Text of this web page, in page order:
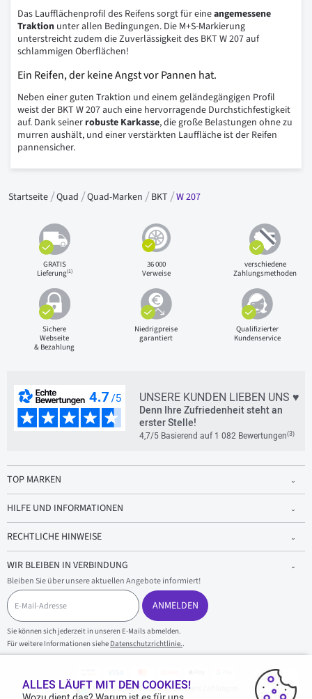
Das Laufflächenprofil des Reifens sorgt für eineangemessene
Traktion unter allen Bedingungen. Die M+S-Markierung
unterstreicht zudem die Zuverlässigkeit des BKT W 207 auf
schlammigen Oberflächen!
Ein Reifen, der keine Angst vor Pannen hat.
Neben einer guten Traktion und einem geländegängigen Profil
weist der BKT W 207 auch eine hervorragende Durchstichfestigkeit
auf. Dank seiner robuste Karkasse, die große Belastungen ohne zu
murren aushält, und einer verstärkten Lauffläche ist der Reifen
pannensicher.
Startseite Quad Quad-Marken BKT W 207
GRATIS
Lieferung(1)
36 000
Verweise
verschiedene
Zahlungsmethoden
Sichere
Webseite
& Bezahlung
Niedrigpreise
garantiert
Qualifizierter
Kundenservice
UNSERE KUNDEN LIEBEN UNS ♥
Denn Ihre Zufriedenheit steht an
erster Stelle!
4,7/5 Basierend auf 1 082 Bewertungen(3)
TOP MARKEN
HILFE UND INFORMATIONEN
RECHTLICHE HINWEISE
WIR BLEIBEN IN VERBINDUNG
Bleiben Sie über unsere aktuellen Angebote informiert!
E
-
M
a
i
l
ANMELDEN
Sie können sich jederzeit in unseren E-Mails abmelden.
Für weitere Informationen siehe Datenschutzrichtlinie..
100 % sicherer Einkauf und sichere Zahlungen
ALLES LÄUFT MIT DEN COOKIES!